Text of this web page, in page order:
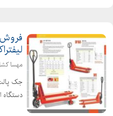
فروش
مهسا
جک
دستگاه